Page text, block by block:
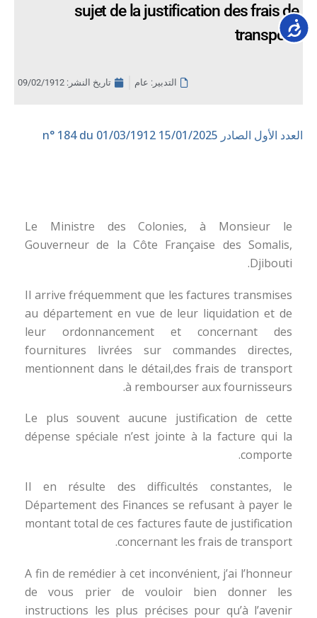
sujet de la justification des frais de
transport.
التدبير: عام تاريخ النشر: 09/02/1912
العدد الأول الصادر 15/01/2025
Le Ministre des Colonies, à Monsieur le
Gouverneur de la Côte Française des Somalis,
Djibouti.
Il arrive fréquemment que les factures transmises
au département en vue de leur liquidation et de
leur ordonnancement et concernant des
fournitures livrées sur commandes directes,
mentionnent dans le détail,des frais de transport
à rembourser aux fournisseurs.
Le plus souvent aucune justification de cette
dépense spéciale n’est jointe à la facture qui la
comporte.
Il en résulte des difficultés constantes, le
Département des Finances se refusant à payer le
montant total de ces factures faute de justification
concernant les frais de transport.
A fin de remédier à cet inconvénient, j’ai l’honneur
de vous prier de vouloir bien donner les
instructions les plus précises pour qu’à l’avenir